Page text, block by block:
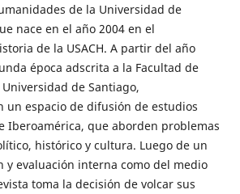
de la Universidad de
nace en el año 2004 en el
de la USACH. A partir del año
época adscrita a la Facultad de
de Santiago,
un espacio de difusión de estudios
Iberoamérica, que aborden problemas
histórico y cultura. Luego de un
y evaluación interna como del medio
toma la decisión de volcar sus